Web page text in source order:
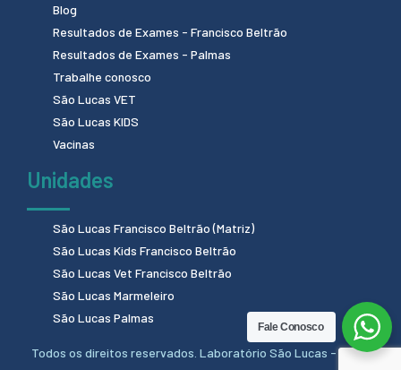
Blog
Resultados de Exames - Francisco Beltrão
Resultados de Exames - Palmas
Trabalhe conosco
São Lucas VET
São Lucas KIDS
Vacinas
Unidades
São Lucas Francisco Beltrão (Matriz)
São Lucas Kids Francisco Beltrão
São Lucas Vet Francisco Beltrão
São Lucas Marmeleiro
São Lucas Palmas
Todos os direitos reservados. Laboratório São Lucas - 2024.
Fale Conosco